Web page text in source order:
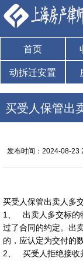
首页
动拆迁安置
买受人保管出
发布时间：2024-08-23
买受人保管出卖人多
1、 出卖人多交标的
过了合同的约定。出
的，应认定为交付的
2、 买受人拒绝接收